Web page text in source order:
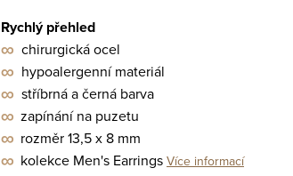
Rychlý přehled
∞ chirurgická ocel
∞ hypoalergenní materiál
∞ stříbrná a černá barva
∞ zapínání na puzetu
∞ rozměr 13,5 x 8 mm
∞ kolekce Men's Earrings Více informací